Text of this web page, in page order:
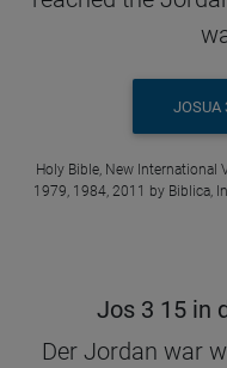
JOSUA
Holy Bible, New
1979, 1984, 2011 by Biblica,
Jos 3 15 in
Der Jordan war